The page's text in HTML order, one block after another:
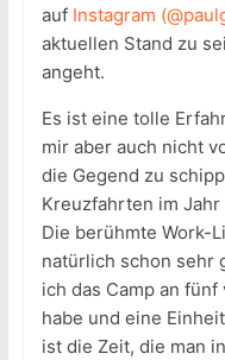
auf Instagram
aktuellen Stand zu
angeht.
Es ist eine tolle
mir aber auch nicht
die Gegend zu
Kreuzfahrten im
Die berühmte Work-
natürlich schon sehr
ich das Camp an
habe und eine
ist die Zeit, die man